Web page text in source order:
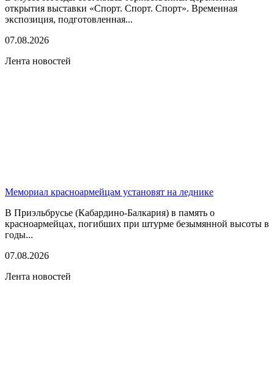
открытия выставки «Спорт. Спорт. Спорт». Временная
экспозиция, подготовленная...
07.08.2026
Лента новостей
Мемориал красноармейцам установят на леднике
В Приэльбрусье (Кабардино-Балкария) в память о
красноармейцах, погибших при штурме безымянной высоты в
годы...
07.08.2026
Лента новостей